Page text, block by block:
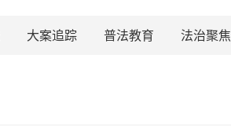
大案追踪 普法教育 法治聚焦